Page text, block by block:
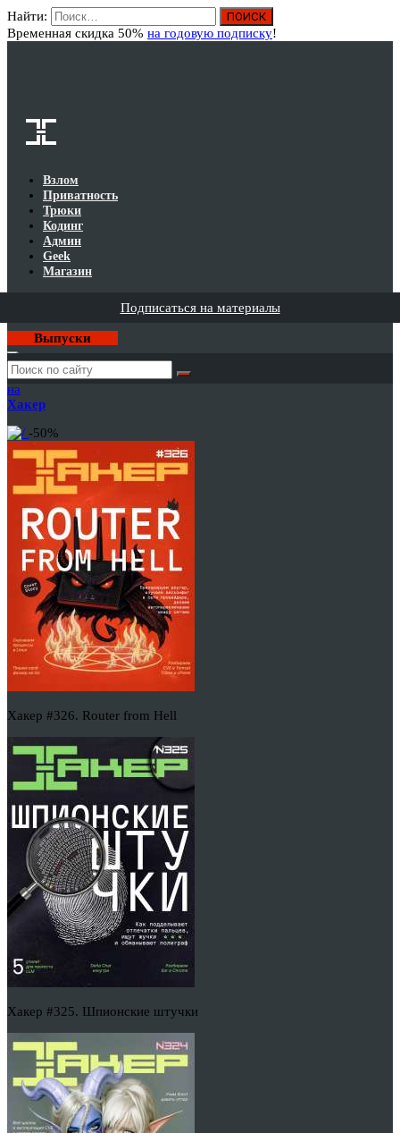
Найти:
Временная скидка 50% на годовую подписку!
Взлом
Приватность
Трюки
Кодинг
Админ
Geek
Магазин
Подписаться на материалы
Выпуски
Годовая
подписка
на
Хакер
-50%
Хакер #326. Router from Hell
Хакер #325. Шпионские штучки